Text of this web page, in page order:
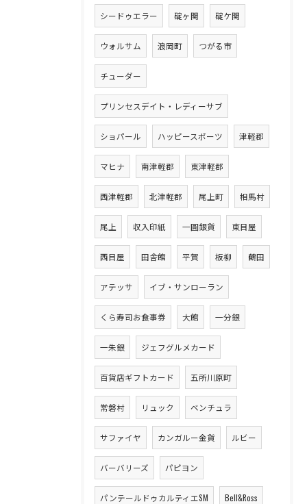
シードゥエラー 碇ヶ関 碇ケ関
ウォルサム 浪岡町 つがる市
チューダー
プリンセスデイト・レディーサブ
ショパール ハッピースポーツ 津軽郡
マヒナ 南津軽郡 東津軽郡
西津軽郡 北津軽郡 尾上町 相馬村
尾上 収入印紙 一圓銀貨 東目屋
西目屋 田舎館 平賀 板柳 鶴田
アテッサ イブ・サンローラン
くら寿司お食事券 大館 一分銀
一朱銀 ジェフグルメカード
百貨店ギフトカード 五所川原町
常磐村 リュック ベンチュラ
サファイヤ カンガルー金貨 ルビー
バーバリーズ パピヨン
パンテールドゥカルティエSM Bell&Ross